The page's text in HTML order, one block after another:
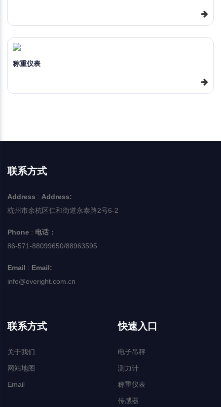
称重仪表
联系方式
Address : Address:
杭州市余杭区仁和街道永泰路2号6-2
Phone : 电话：
86-571-88099650/88963595
Email : Email:
info@everight.com.cn
联系方式
关于我们
网站地图
Email
快速入口
电子吊秤
测力计
称重仪表
传感器